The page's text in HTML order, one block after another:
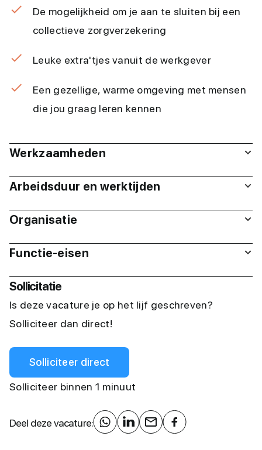
De mogelijkheid om je aan te sluiten bij een
collectieve zorgverzekering
Leuke extra'tjes vanuit de werkgever
Een gezellige, warme omgeving met mensen
die jou graag leren kennen
Werkzaamheden
Arbeidsduur en werktijden
Organisatie
Functie-eisen
Sollicitatie
Is deze vacature je op het lijf geschreven?
Solliciteer dan direct!
Solliciteer direct
Solliciteer binnen 1 minuut
Deel deze vacature: